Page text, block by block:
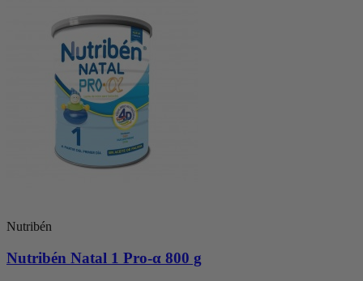
Nutribén
Nutribén Natal 1 Pro-α 800 g